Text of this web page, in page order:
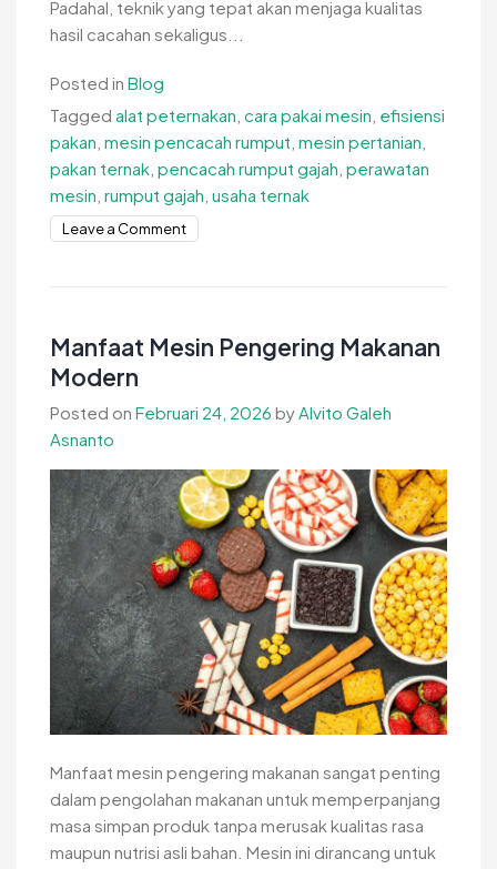
Padahal, teknik yang tepat akan menjaga kualitas
hasil cacahan sekaligus...
Posted in Blog
Tagged alat peternakan cara pakai mesin efisiensi
pakan mesin pencacah rumput mesin pertanian
pakan ternak pencacah rumput gajah perawatan
mesin rumput gajah usaha ternak
Leave a Commenton
Gajah
Benar
Manfaat Mesin Pengering Makanan
Modern
Posted on Februari 24, 2026 byAlvito Galeh
Asnanto
Manfaat mesin pengering makanan sangat penting
dalam pengolahan makanan untuk memperpanjang
masa simpan produk tanpa merusak kualitas rasa
maupun nutrisi asli bahan. Mesin ini dirancang untuk